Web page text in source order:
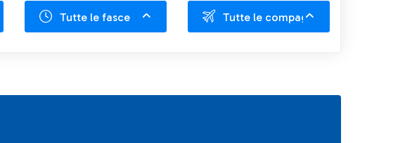
Tutte le fasce Tutte le compagnie